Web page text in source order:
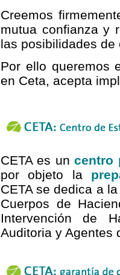
Creemos
mutua confianza y
las posibilidades de
Por ello queremos
en Ceta, acepta
CETA es uncentro
por objeto la
CETA se dedica a
Cuerpos de
Intervención de
Auditoria y Agentes